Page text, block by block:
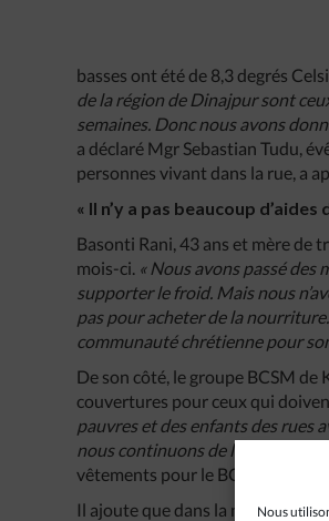
Nous
basses ont été de 8,3 degrés
de la région de Dinajpur sont
semaines. Donc nous avons
a déclaré Mgr Sebastian Tudu,
personnes vivant dans la rue, a
« Il n’y a pas beaucoup d’aides
Basonti Rani, 43 ans et mère de
mois-ci. « Nous avons passé
supporter le froid. Mais nous
pas pour acheter de la
communauté chrétienne pour
De son côté, le groupe BCSM
couvertures pour ceux qui
pauvres et des enfants des rues
nous continuons de lancer des
vêtements pour le BCSM.
Il ajoute que dans la nuit du 23